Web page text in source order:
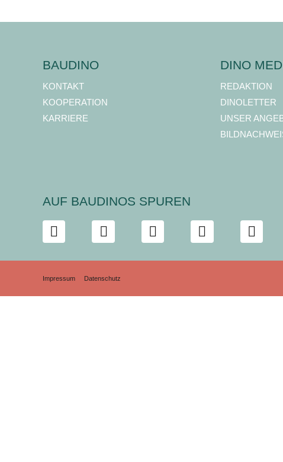
BAUDINO
KONTAKT
KOOPERATION
KARRIERE
DINO
REDAKTION
DINOLETTER
UNSER
AUF BAUDINOS SPUREN
Impressum Datenschutz